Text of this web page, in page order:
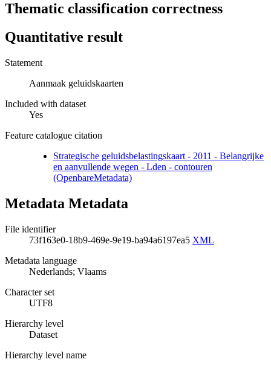
Thematic classification correctness
Quantitative result
Statement
Aanmaak geluidskaarten
Included with dataset
Yes
Feature catalogue citation
Strategische geluidsbelastingskaart - 2011 - Belangrijke
en aanvullende wegen - Lden - contouren
(OpenbareMetadata)
Metadata Metadata
File identifier
73f163e0-18b9-469e-9e19-ba94a6197ea5 XML
Metadata language
Nederlands; Vlaams
Character set
UTF8
Hierarchy level
Dataset
Hierarchy level name